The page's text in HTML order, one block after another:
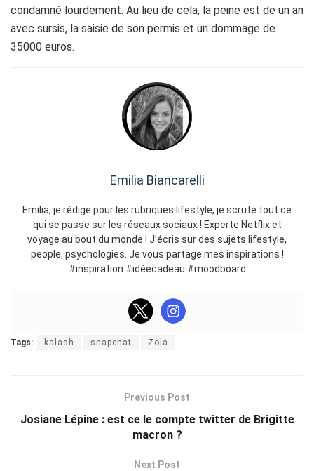
condamné lourdement. Au lieu de cela, la peine est de un an
avec sursis, la saisie de son permis et un dommage de
35000 euros.
Emilia Biancarelli
Emilia, je rédige pour les rubriques lifestyle, je scrute tout ce
qui se passe sur les réseaux sociaux ! Experte Netflix et
voyage au bout du monde ! J’écris sur des sujets lifestyle,
people, psychologies. Je vous partage mes inspirations !
#inspiration #idéecadeau #moodboard
Tags: kalash snapchat Zola
Previous Post
Josiane Lépine : est ce le compte twitter de Brigitte
macron ?
Next Post